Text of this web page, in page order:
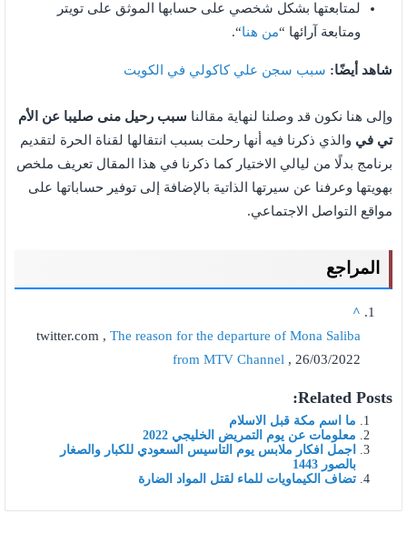
لمتابعتها بشكل شخصي على حسابها الموثق على تويتر
ومتابعة آرائها “من هنا“.
شاهد أيضًا: سبب سجن علي كاكولي في الكويت
وإلى هنا نكون قد وصلنا لنهاية مقالنا سبب رحيل منى صليبا عن الأم
تي في والذي ذكرنا فيه أنها رحلت بسبب انتقالها لقناة الحرة لتقديم
برنامج بدلًا من ليالي الاختيار كما ذكرنا في هذا المقال تعريف ملخص
بهويتها وعرفنا عن سيرتها الذاتية بالإضافة إلى توفير حساباتها على
مواقع التواصل الاجتماعي.
المراجع
^
twitter.com , The reason for the departure of Mona Saliba
from MTV Channel , 26/03/2022
Related Posts:
ما اسم مكة قبل الاسلام
معلومات عن يوم التمريض الخليجي 2022
اجمل افكار ملابس يوم التاسيس السعودي للكبار والصغار
بالصور 1443
تضاف الكيماويات للماء لقتل المواد الضارة